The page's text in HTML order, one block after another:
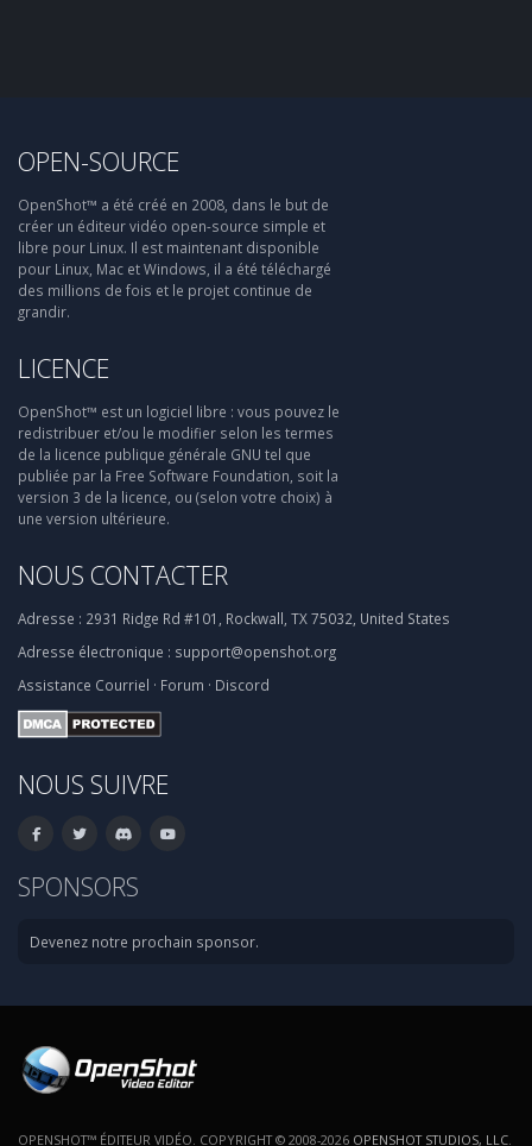
OPEN-SOURCE
OpenShot™ a été créé en 2008, dans le but de
créer un éditeur vidéo open-source simple et
libre pour Linux. Il est maintenant disponible
pour Linux, Mac et Windows, il a été téléchargé
des millions de fois et le projet continue de
grandir.
LICENCE
OpenShot™ est un logiciel libre : vous pouvez le
redistribuer et/ou le modifier selon les termes
de la licence publique générale GNU tel que
publiée par la Free Software Foundation, soit la
version 3 de la licence, ou (selon votre choix) à
une version ultérieure.
NOUS CONTACTER
Adresse : 2931 Ridge Rd #101, Rockwall, TX 75032, United States
Adresse électronique : support@openshot.org
Assistance Courriel · Forum · Discord
NOUS SUIVRE
SPONSORS
Devenez notre prochain sponsor.
OPENSHOT™ ÉDITEUR VIDÉO. COPYRIGHT © 2008-2026 OPENSHOT STUDIOS, LLC